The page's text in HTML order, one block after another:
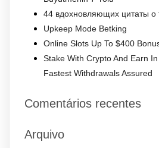
44 вдохновляющих цитаты о
Upkeep Mode Betking
Online Slots Up To $400
Stake With Crypto And Earn
Fastest Withdrawals Assured
Comentários recentes
Arquivo